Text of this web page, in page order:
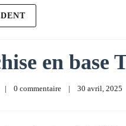
en base
| 0 commentaire | 30 avril, 2025